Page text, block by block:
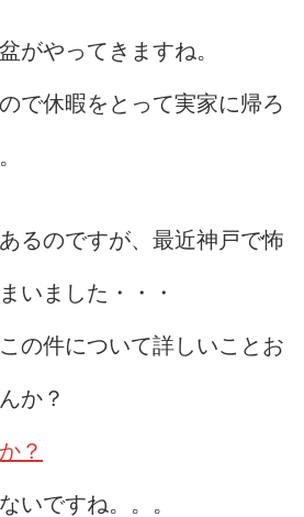
がやってきますね。
で休暇をとって実家に帰ろ
るのですが、最近神戸で怖
いました・・・
の件について詳しいことお
か？
？
いですね。。。